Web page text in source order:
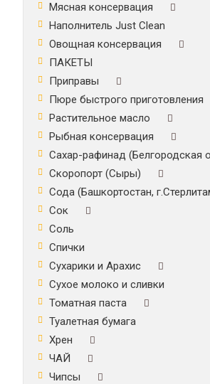
Мясная консервация
Наполнитель Just Clean
Овощная консервация
ПАКЕТЫ
Приправы
Пюре быстрого приготовления
Растительное масло
Рыбная консервация
Сахар-рафинад (Белгородская
Скоропорт (Сыры)
Сода (Башкортостан,
Сок
Соль
Спички
Сухарики и Арахис
Сухое молоко и сливки
Томатная паста
Туалетная бумага
Хрен
ЧАЙ
Чипсы